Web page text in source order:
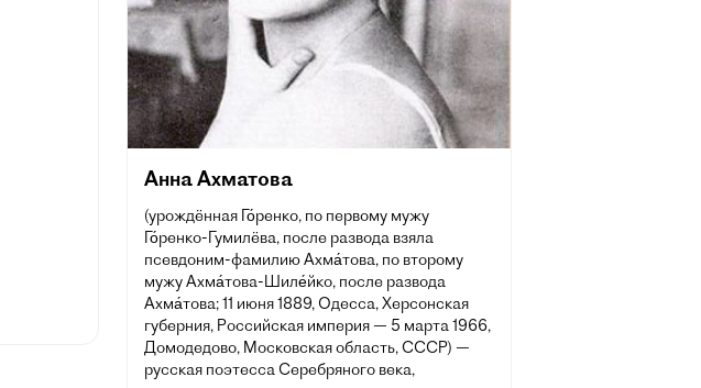
Анна Ахматова
(урождённая Го́ренко, по первому мужу
Го́ренко-Гумилёва, после развода взяла
псевдоним-фамилию Ахма́това, по второму
мужу Ахма́това-Шиле́йко, после развода
Ахма́това; 11 июня 1889, Одесса, Херсонская
губерния, Российская империя — 5 марта 1966,
Домодедово, Московская область, СССР) —
русская поэтесса Серебряного века,